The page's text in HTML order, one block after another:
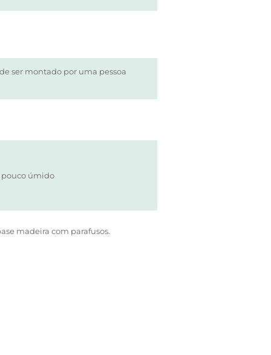
ser montado por uma pessoa
pouco úmido
madeira com parafusos.